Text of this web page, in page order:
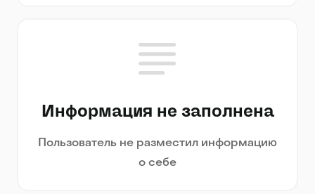
Информация не заполнена
Пользователь не разместил информацию
о себе